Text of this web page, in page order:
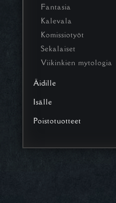
Fantasia
Kalevala
Komissiotyöt
Sekalaiset
Viikinkien mytologia
Äidille
Isälle
Poistotuotteet